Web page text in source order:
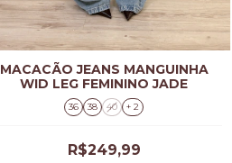
MACACÃO JEANS MANGUINHA
WID LEG FEMININO JADE
36 38 40 + 2
R$249,99